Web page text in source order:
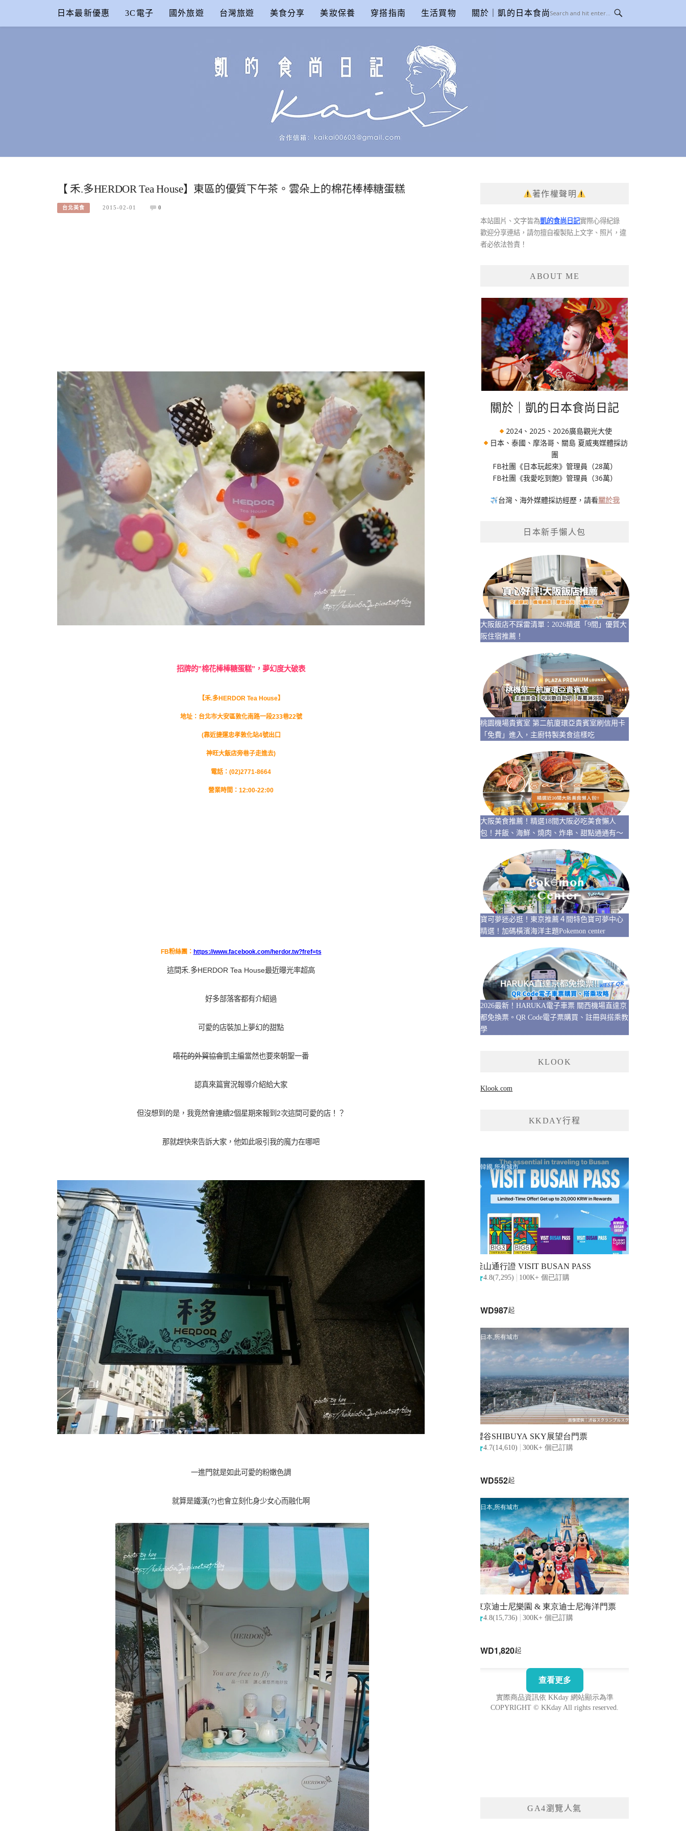
content
日本最新優惠 3C電子 國外旅遊 台灣旅遊 美食分享 美妝保養 穿搭指南 生活買物 關於｜凱的日本食尚日記
【 禾.多HERDOR Tea House】東區的優質下午茶。雲朵上的棉花棒棒糖蛋糕
台北美食 2015-02-01 0
招牌的”棉花棒棒糖蛋糕”，夢幻度大破表
【禾.多HERDOR Tea House】
地址：台北市大安區敦化南路一段233巷22號
(靠近捷運忠孝敦化站4號出口
神旺大飯店旁巷子走進去)
電話：(02)2771-8664
營業時間：12:00-22:00
FB粉絲團： https://www.facebook.com/herdor.tw?fref=ts
這間禾.多HERDOR Tea House最近曝光率超高
好多部落客都有介紹過
可愛的店裝加上夢幻的甜點
嘻花的外貿協會凱主編當然也要來朝聖一番
認真來篇實況報導介紹給大家
但沒想到的是，我竟然會連續2個星期來報到2次這間可愛的店！？
那就趕快來告訴大家，他如此吸引我的魔力在哪吧
一進門就是如此可愛的粉嫩色調
就算是鐵漢(?)也會立刻化身少女心而融化啊
著作權聲明
本站圖片、文字皆為凱的食尚日記實際心得紀錄
歡迎分享連結，請勿擅自複製貼上文字、照片，違
者必依法咎責！
ABOUT ME
關於｜凱的日本食尚日記
2024、2025、2026廣島觀光大使
日本、泰國、摩洛哥、關島 夏威夷媒體採訪
團
FB社團《日本玩起來》管理員（28萬）
FB社團《我愛吃到飽》管理員（36萬）
台灣、海外媒體採訪經歷，請看關於我
日本新手懶人包
大阪飯店不踩雷清單：2026精選「9間」優質大
阪住宿推薦！
桃園機場貴賓室 第二航廈環亞貴賓室刷信用卡
「免費」進入，主廚特製美食這樣吃
大阪美食推薦！精選18間大阪必吃美食懶人
包！丼飯、海鮮、燒肉、炸串、甜點通通有～
寶可夢迷必逛！東京推薦４間特色寶可夢中心
精選！加碼橫濱海洋主題Pokemon center
2026最新！HARUKA電子車票 關西機場直達京
都免換票。QR Code電子票購買、註冊與搭乘教
學
KLOOK
Klook.com
KKDAY行程
GA4瀏覽人氣